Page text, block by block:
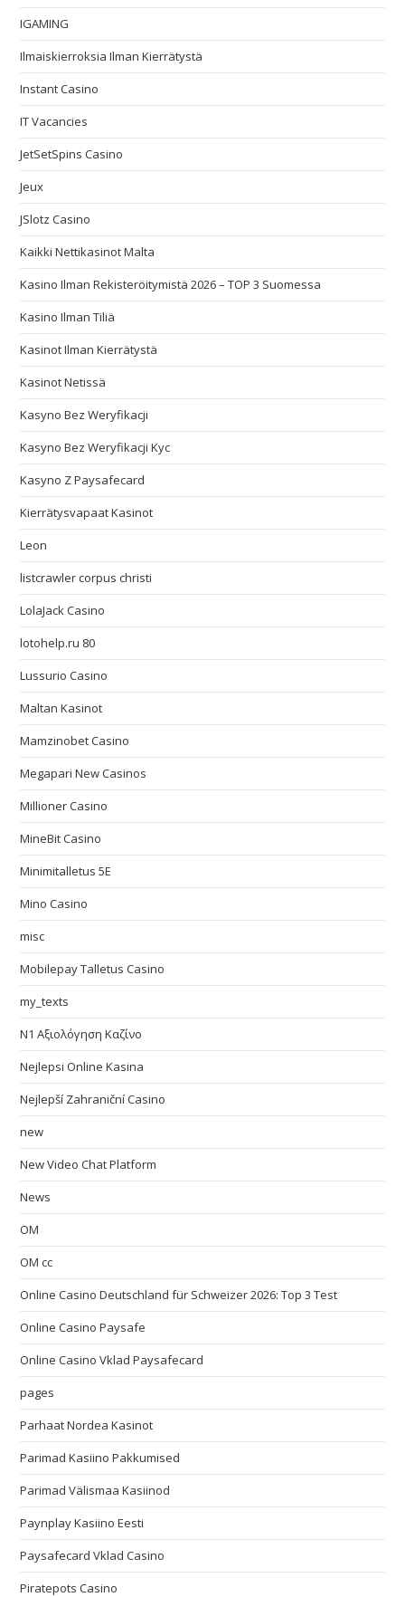
IGAMING
Ilmaiskierroksia Ilman Kierrätystä
Instant Casino
IT Vacancies
JetSetSpins Casino
Jeux
JSlotz Casino
Kaikki Nettikasinot Malta
Kasino Ilman Rekisteröitymistä 2026 – TOP 3 Suomessa
Kasino Ilman Tiliä
Kasinot Ilman Kierrätystä
Kasinot Netissä
Kasyno Bez Weryfikacji
Kasyno Bez Weryfikacji Kyc
Kasyno Z Paysafecard
Kierrätysvapaat Kasinot
Leon
listcrawler corpus christi
LolaJack Casino
lotohelp.ru 80
Lussurio Casino
Maltan Kasinot
Mamzinobet Casino
Megapari New Casinos
Millioner Casino
MineBit Casino
Minimitalletus 5E
Mino Casino
misc
Mobilepay Talletus Casino
my_texts
N1 Αξιολόγηση Καζίνο
Nejlepsi Online Kasina
Nejlepší Zahraniční Casino
new
New Video Chat Platform
News
OM
OM cc
Online Casino Deutschland für Schweizer 2026: Top 3 Test
Online Casino Paysafe
Online Casino Vklad Paysafecard
pages
Parhaat Nordea Kasinot
Parimad Kasiino Pakkumised
Parimad Välismaa Kasiinod
Paynplay Kasiino Eesti
Paysafecard Vklad Casino
Piratepots Casino